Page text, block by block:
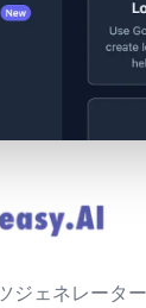
ジェネレータ